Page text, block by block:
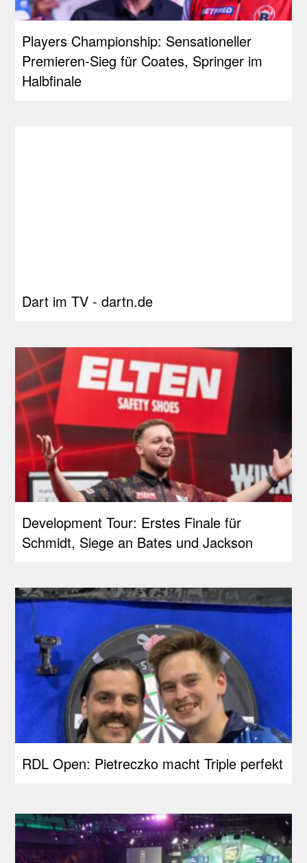
Players Championship: Sensationeller
Premieren-Sieg für Coates, Springer im
Halbfinale
Dart im TV - dartn.de
Development Tour: Erstes Finale für
Schmidt, Siege an Bates und Jackson
RDL Open: Pietreczko macht Triple perfekt